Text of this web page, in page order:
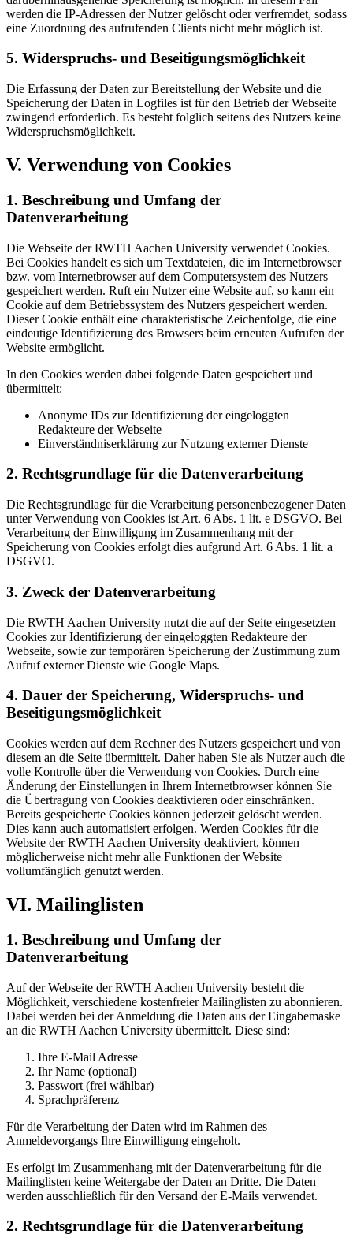
werden die IP-Adressen der Nutzer gelöscht oder verfremdet, sodass
eine Zuordnung des aufrufenden Clients nicht mehr möglich ist.
5. Widerspruchs- und Beseitigungsmöglichkeit
Die Erfassung der Daten zur Bereitstellung der Website und die
Speicherung der Daten in Logfiles ist für den Betrieb der Webseite
zwingend erforderlich. Es besteht folglich seitens des Nutzers keine
Widerspruchsmöglichkeit.
V. Verwendung von Cookies
1. Beschreibung und Umfang der
Datenverarbeitung
Die Webseite der RWTH Aachen University verwendet Cookies.
Bei Cookies handelt es sich um Textdateien, die im Internetbrowser
bzw. vom Internetbrowser auf dem Computersystem des Nutzers
gespeichert werden. Ruft ein Nutzer eine Website auf, so kann ein
Cookie auf dem Betriebssystem des Nutzers gespeichert werden.
Dieser Cookie enthält eine charakteristische Zeichenfolge, die eine
eindeutige Identifizierung des Browsers beim erneuten Aufrufen der
Website ermöglicht.
In den Cookies werden dabei folgende Daten gespeichert und
übermittelt:
Anonyme IDs zur Identifizierung der eingeloggten
Redakteure der Webseite
Einverständniserklärung zur Nutzung externer Dienste
2. Rechtsgrundlage für die Datenverarbeitung
Die Rechtsgrundlage für die Verarbeitung personenbezogener Daten
unter Verwendung von Cookies ist Art. 6 Abs. 1 lit. e DSGVO. Bei
Verarbeitung der Einwilligung im Zusammenhang mit der
Speicherung von Cookies erfolgt dies aufgrund Art. 6 Abs. 1 lit. a
DSGVO.
3. Zweck der Datenverarbeitung
Die RWTH Aachen University nutzt die auf der Seite eingesetzten
Cookies zur Identifizierung der eingeloggten Redakteure der
Webseite, sowie zur temporären Speicherung der Zustimmung zum
Aufruf externer Dienste wie Google Maps.
4. Dauer der Speicherung, Widerspruchs- und
Beseitigungsmöglichkeit
Cookies werden auf dem Rechner des Nutzers gespeichert und von
diesem an die Seite übermittelt. Daher haben Sie als Nutzer auch die
volle Kontrolle über die Verwendung von Cookies. Durch eine
Änderung der Einstellungen in Ihrem Internetbrowser können Sie
die Übertragung von Cookies deaktivieren oder einschränken.
Bereits gespeicherte Cookies können jederzeit gelöscht werden.
Dies kann auch automatisiert erfolgen. Werden Cookies für die
Website der RWTH Aachen University deaktiviert, können
möglicherweise nicht mehr alle Funktionen der Website
vollumfänglich genutzt werden.
VI. Mailinglisten
1. Beschreibung und Umfang der
Datenverarbeitung
Auf der Webseite der RWTH Aachen University besteht die
Möglichkeit, verschiedene kostenfreier Mailinglisten zu abonnieren.
Dabei werden bei der Anmeldung die Daten aus der Eingabemaske
an die RWTH Aachen University übermittelt. Diese sind:
Ihre E-Mail Adresse
Ihr Name (optional)
Passwort (frei wählbar)
Sprachpräferenz
Für die Verarbeitung der Daten wird im Rahmen des
Anmeldevorgangs Ihre Einwilligung eingeholt.
Es erfolgt im Zusammenhang mit der Datenverarbeitung für die
Mailinglisten keine Weitergabe der Daten an Dritte. Die Daten
werden ausschließlich für den Versand der E-Mails verwendet.
2. Rechtsgrundlage für die Datenverarbeitung